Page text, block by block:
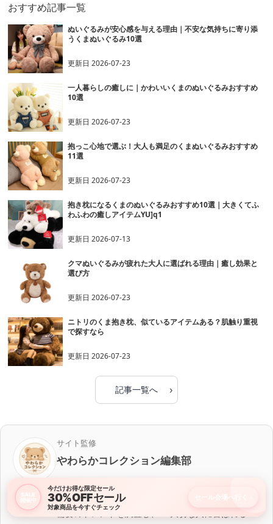
SALE
開催中
今だけお得な限定セール
30%OFFセール
対象商品を今すぐチェック
セール会場へ行く
おすすめ記事一覧
ぬいぐるみが安心感を与える理由｜不安な気持ちに寄り添
うくまぬいぐるみ10選
更新日2026-07-23
一人暮らしの癒しに｜かわいいくまのぬいぐるみおすすめ
10選
更新日2026-07-23
抱っこ心地で選ぶ！大人も満足のくまぬいぐるみおすすめ
11選
更新日2026-07-23
抱き枕になるくまのぬいぐるみおすすめ10選｜大きくてふ
わふわの癒しアイテムYU]q1
更新日2026-07-13
クマぬいぐるみが疲れた大人に選ばれる理由｜癒し効果と
選び方
更新日2026-07-23
ニトリのくま抱き枕、似ているアイテムある？肌触り重視
で探すなら
更新日2026-07-23
記事一覧へ ›
サイト監修
やわらかコレクション編集部
集チーム。 多数のくまぬいぐるみ商品やプレゼント
需要のトレンドを調査し、 「大切な人に喜ばれる